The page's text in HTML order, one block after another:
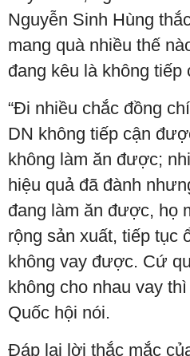
Nguyễn Sinh Hùng
mang quà nhiều thế
đang kêu là không
“Đi nhiều chắc đồng
DN không tiếp cận
không làm ăn được;
hiệu quả đã đành
đang làm ăn được, họ
rộng sản xuất, tiếp tục
không vay được. Cứ
không cho nhau vay
Quốc hội nói.
Đáp lại lời thắc mắc